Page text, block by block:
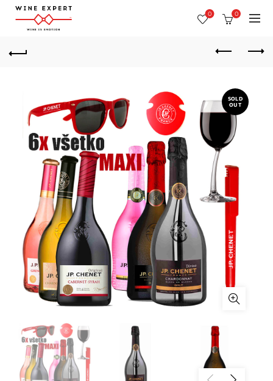
0 0
SOLD
OUT